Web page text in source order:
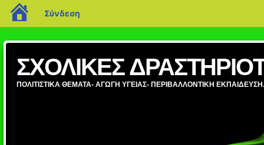
ΣΧΟΛΙΚΕΣ
ΠΟΛΙΤΙΣΤΙΚΑ ΘΕΜΑΤΑ- ΑΓΩΓΗ ΥΓΕΙΑΣ- ΠΕΡΙΒΑΛΛΟΝΤΙΚΗ ΕΚΠΑΙΔΕΥΣΗ.
blogs.sch.gr
Σύνδεση